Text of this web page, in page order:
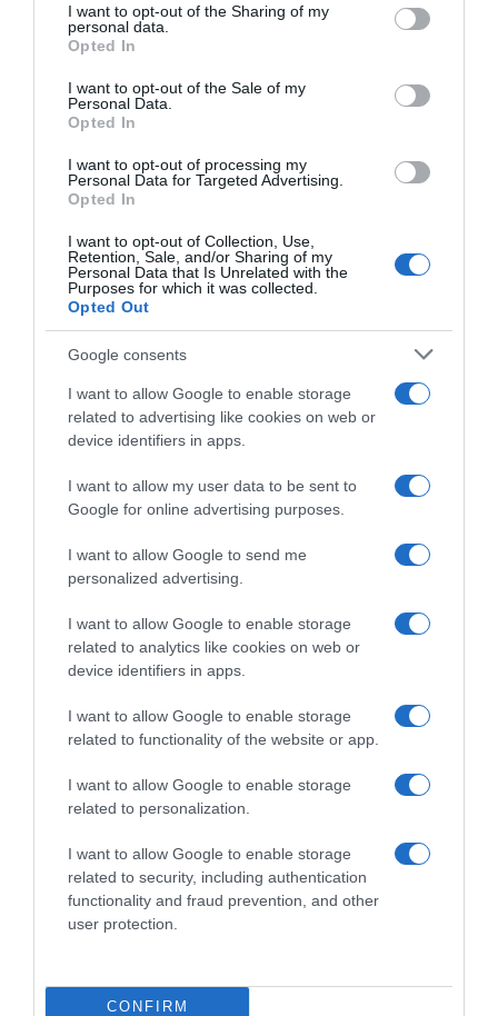
not limited to your visit or usage behaviour. You may click to
grant or deny consent to Google and its third-party tags to
use your data for below specified purposes in below Google
consent section.
I want to opt-out of the Sharing of my
personal data.
Opted In
I want to opt-out of the Sale of my
Personal Data.
Opted In
I want to opt-out of processing my
Personal Data for Targeted Advertising.
Opted In
I want to opt-out of Collection, Use,
Retention, Sale, and/or Sharing of my
Personal Data that Is Unrelated with the
Purposes for which it was collected.
Opted Out
Google consents
I want to allow Google to enable storage
related to advertising like cookies on web or
device identifiers in apps.
I want to allow my user data to be sent to
Google for online advertising purposes.
I want to allow Google to send me
personalized advertising.
I want to allow Google to enable storage
related to analytics like cookies on web or
device identifiers in apps.
I want to allow Google to enable storage
related to functionality of the website or app.
I want to allow Google to enable storage
related to personalization.
I want to allow Google to enable storage
related to security, including authentication
functionality and fraud prevention, and other
user protection.
CONFIRM
LIFESTYLE
Ευρυδίκη Βαλαβάνη: Η αδημοσίευτη
φωτογραφία από τον γάμο με τον Γρηγόρη
Μόργκαν – «Με έπιασε τρελή νοσταλγία»
Η τρυφερή ανάρτηση που έκανε στο Instagram
Ευρυδίκη Βαλαβάνη: Δέχτηκε «απειλές» στο
Instagram – «H συγκεκριμένη στέλνει και
στον άντρα μου»
Η προειδοποίησε που έστειλε στους διαδικτυακούς
της φίλους